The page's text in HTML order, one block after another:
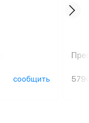
сообщить